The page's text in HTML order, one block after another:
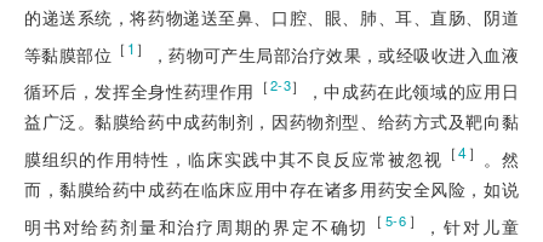
的递送系统，将药物递送至鼻、口腔、眼、肺、耳、直肠、阴道
等黏膜部位 ［ 1 ］
，药物可产生局部治疗效果，或经吸收进入血液
循环后，发挥全身性药理作用 ［2-3］
，中成药在此领域的应用日
益广泛。黏膜给药中成药制剂，因药物剂型、给药方式及靶向黏
膜组织的作用特性，临床实践中其不良反应常被忽视 ［4］
。然
而，黏膜给药中成药在临床应用中存在诸多用药安全风险，如说
明书对给药剂量和治疗周期的界定不确切
［ 5-6 ］ ，针对儿童